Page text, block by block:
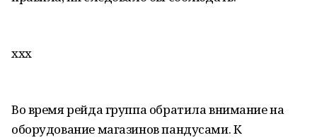
ххх
Во время рейда группа обратила внимание на
оборудование магазинов пандусами. К